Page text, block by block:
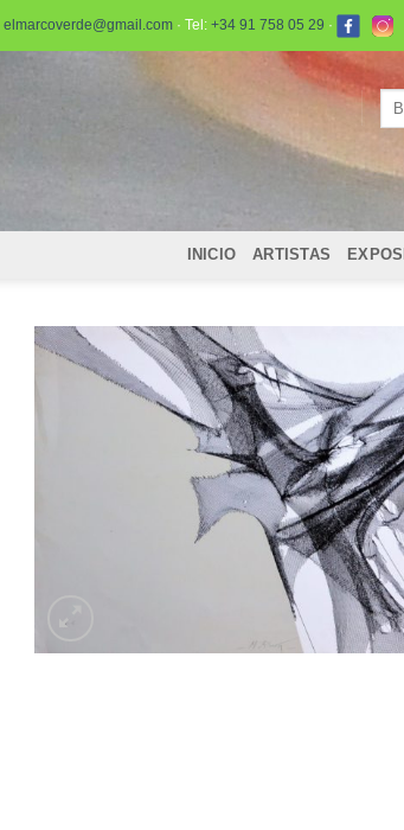
elmarcoverde@gmail.com · Tel: +34 91 758 05 29 ·
INICIO ARTISTAS